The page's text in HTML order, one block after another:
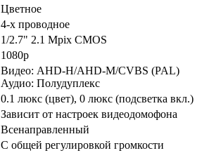
Цветное
4-х проводное
1/2.7" 2.1 Mpix CMOS
1080p
Видео: AHD-H/AHD-M/CVBS (PAL)
Аудио: Полудуплекс
0.1 люкс (цвет), 0 люкс (подсветка вкл.)
Зависит от настроек видеодомофона
Всенаправленный
С общей регулировкой громкости